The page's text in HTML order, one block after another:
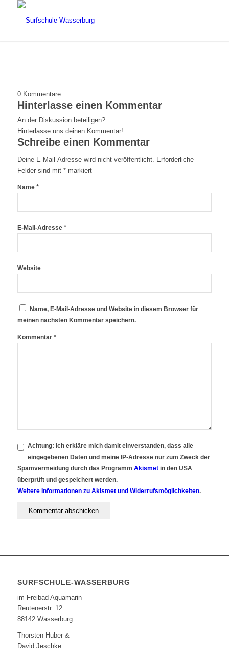
0 Kommentare
Hinterlasse einen Kommentar
An der Diskussion beteiligen?
Hinterlasse uns deinen Kommentar!
Schreibe einen Kommentar
Deine E-Mail-Adresse wird nicht veröffentlicht. Erforderliche
Felder sind mit *markiert
Name *
E-Mail-Adresse *
Website
Name, E-Mail-Adresse und Website in diesem Browser für
meinen nächsten Kommentar speichern.
Kommentar *
Achtung: Ich erkläre mich damit einverstanden, dass alle
eingegebenen Daten und meine IP-Adresse nur zum Zweck der
Spamvermeidung durch das Programm Akismetin den USA
überprüft und gespeichert werden.
Weitere Informationen zu Akismet und Widerrufsmöglichkeiten.
SURFSCHULE-WASSERBURG
im Freibad Aquamarin
Reutenerstr. 12
88142 Wasserburg
Thorsten Huber &
David Jeschke